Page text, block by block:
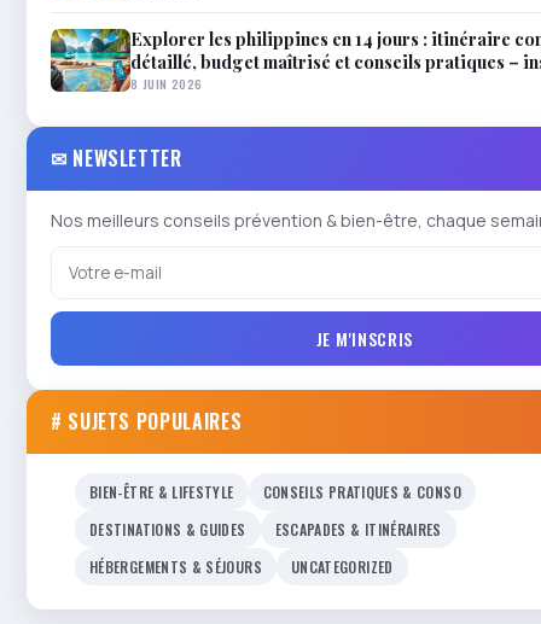
Explorer les philippines en 14 jours : itinéraire
détaillé, budget maîtrisé et conseils pratiques –
8 JUIN 2026
✉ NEWSLETTER
Nos meilleurs conseils prévention & bien-être, chaque
JE M'INSCRIS
# SUJETS POPULAIRES
BIEN-ÊTRE & LIFESTYLE
CONSEILS PRATIQUES & CONSO
DESTINATIONS & GUIDES
ESCAPADES & ITINÉRAIRES
HÉBERGEMENTS & SÉJOURS
UNCATEGORIZED